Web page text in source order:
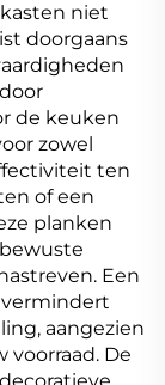
niet
doorgaans
de keuken
zowel
ten
of een
planken
Een
aangezien
De